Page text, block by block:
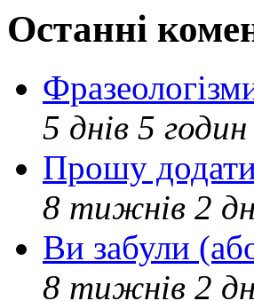
Останні
5 днів 5 годин
Прошу
8 тижнів 2
Ви забули
8 тижнів 2